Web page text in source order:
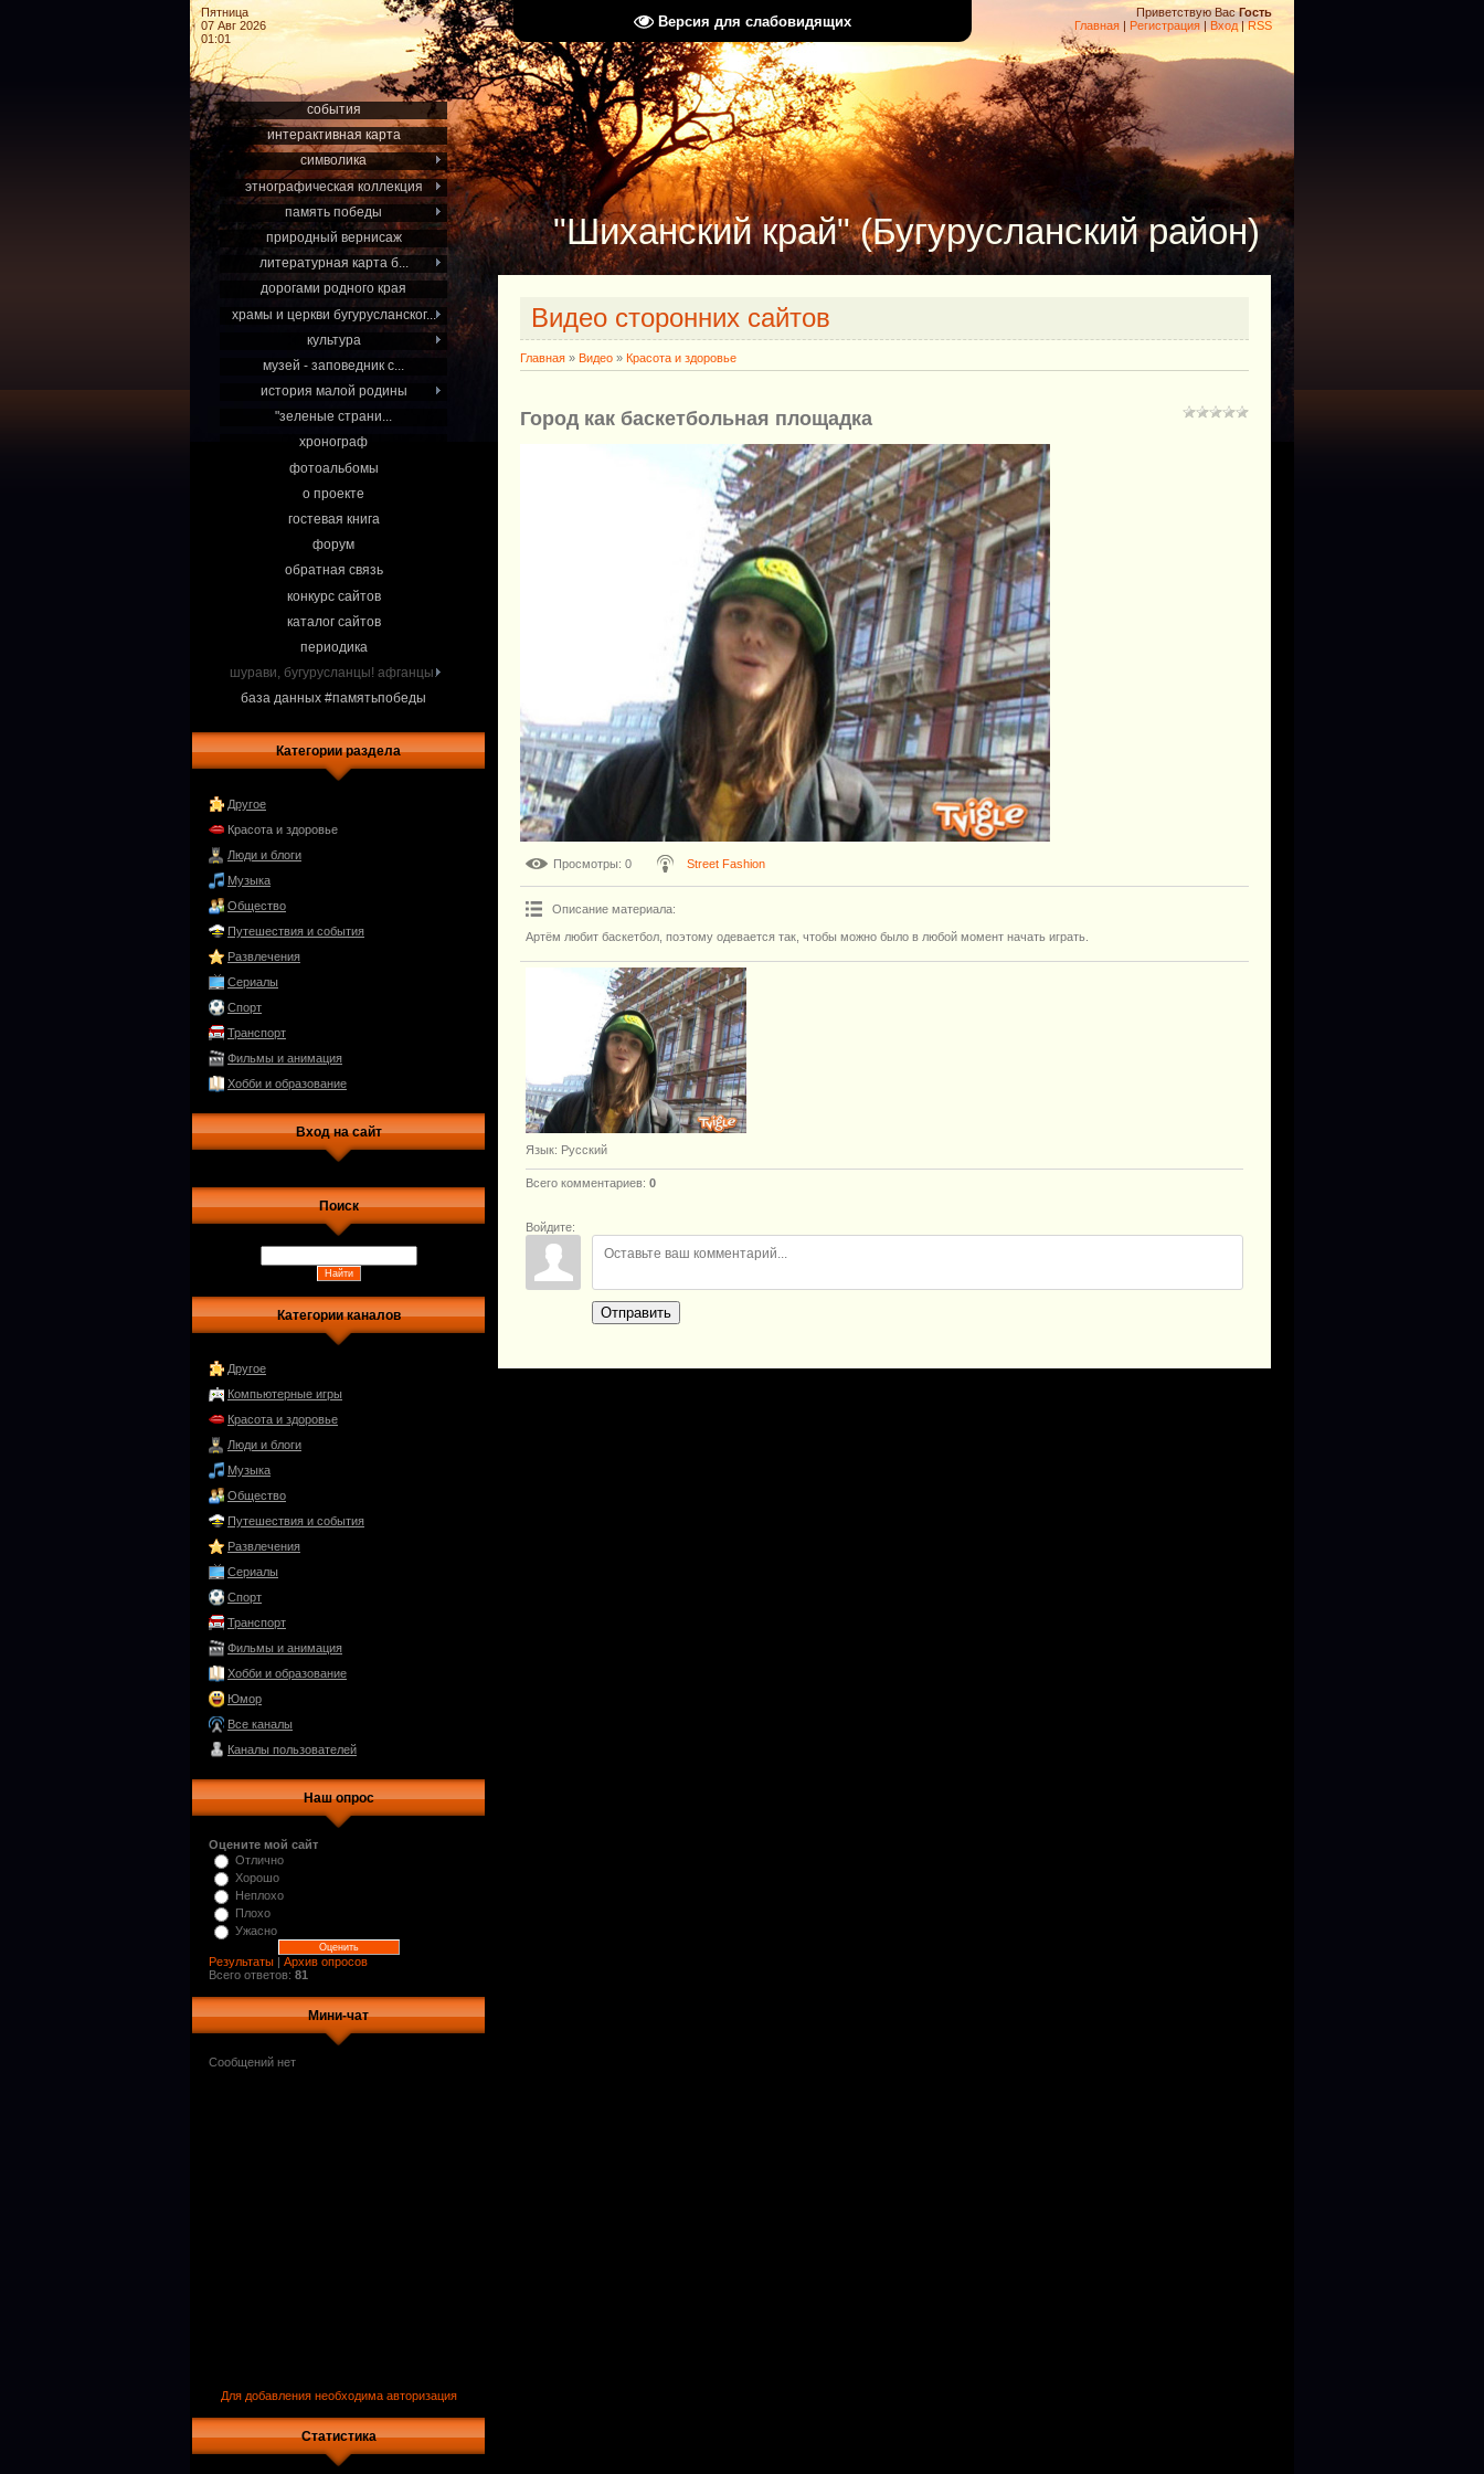
Версия для слабовидящих
Пятница
07 Авг 2026
01:01
Приветствую Вас Гость
Главная | Регистрация | Вход|RSS
события
интерактивная карта
символика
этнографическая коллекция
память победы
природный вернисаж
литературная карта б...
дорогами родного края
храмы и церкви бугурусланског...
культура
музей - заповедник с...
история малой родины
"зеленые страни...
хронограф
фотоальбомы
о проекте
гостевая книга
форум
обратная связь
конкурс сайтов
каталог сайтов
периодика
шурави, бугурусланцы! афганцы.
база данных #памятьпобеды
Категории раздела
Другое
Красота и здоровье
Люди и блоги
Музыка
Общество
Путешествия и события
Развлечения
Сериалы
Спорт
Транспорт
Фильмы и анимация
Хобби и образование
Вход на сайт
Поиск
Категории каналов
Другое
Компьютерные игры
Красота и здоровье
Люди и блоги
Музыка
Общество
Путешествия и события
Развлечения
Сериалы
Спорт
Транспорт
Фильмы и анимация
Хобби и образование
Юмор
Все каналы
Каналы пользователей
Наш опрос
Оцените мой сайт
Отлично
Хорошо
Неплохо
Плохо
Ужасно
Результаты | Архив опросов
Всего ответов: 81
Мини-чат
Для добавления необходима авторизация
Статистика
"Шиханский край" (Бугурусланский район)
Видео сторонних сайтов
Главная » Видео » Красота и здоровье
Город как баскетбольная площадка
Просмотры: 0 Street Fashion
Описание материала:
Артём любит баскетбол, поэтому одевается так, чтобы можно было в любой момент начать играть.
Язык: Русский
Всего комментариев: 0
Войдите:
Отправить